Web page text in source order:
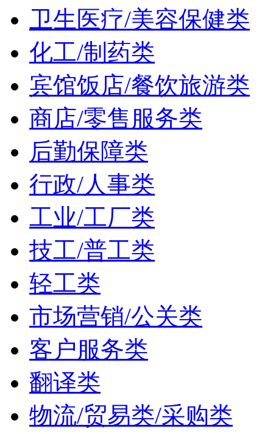
卫生医疗/美容保健类
化工/制药类
宾馆饭店/餐饮旅游类
商店/零售服务类
后勤保障类
行政/人事类
工业/工厂类
技工/普工类
轻工类
市场营销/公关类
客户服务类
翻译类
物流/贸易类/采购类